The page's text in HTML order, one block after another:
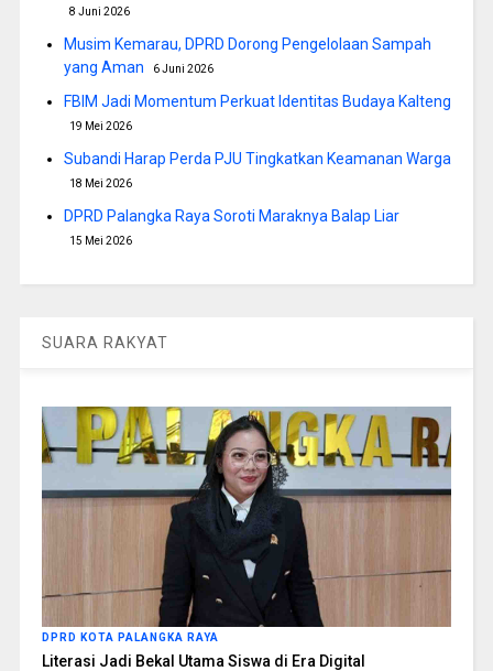
8 Juni 2026
Musim Kemarau, DPRD Dorong Pengelolaan Sampah
yang Aman
6 Juni 2026
FBIM Jadi Momentum Perkuat Identitas Budaya Kalteng
19 Mei 2026
Subandi Harap Perda PJU Tingkatkan Keamanan Warga
18 Mei 2026
DPRD Palangka Raya Soroti Maraknya Balap Liar
15 Mei 2026
SUARA RAKYAT
DPRD KOTA PALANGKA RAYA
Literasi Jadi Bekal Utama Siswa di Era Digital